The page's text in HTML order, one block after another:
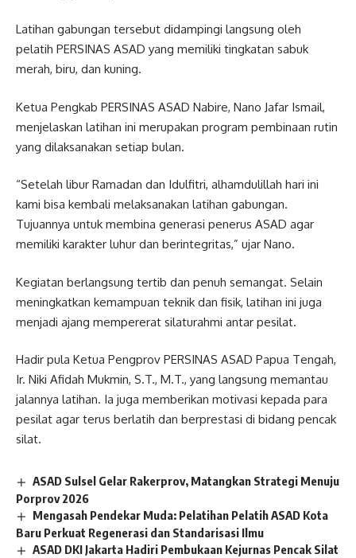
Latihan gabungan tersebut didampingi langsung oleh
pelatih PERSINAS ASAD yang memiliki tingkatan sabuk
merah, biru, dan kuning.
Ketua Pengkab PERSINAS ASAD Nabire, Nano Jafar Ismail,
menjelaskan latihan ini merupakan program pembinaan rutin
yang dilaksanakan setiap bulan.
“Setelah libur Ramadan dan Idulfitri, alhamdulillah hari ini
kami bisa kembali melaksanakan latihan gabungan.
Tujuannya untuk membina generasi penerus ASAD agar
memiliki karakter luhur dan berintegritas,” ujar Nano.
Kegiatan berlangsung tertib dan penuh semangat. Selain
meningkatkan kemampuan teknik dan fisik, latihan ini juga
menjadi ajang mempererat silaturahmi antar pesilat.
Hadir pula Ketua Pengprov PERSINAS ASAD Papua Tengah,
Ir. Niki Afidah Mukmin, S.T., M.T., yang langsung memantau
jalannya latihan. Ia juga memberikan motivasi kepada para
pesilat agar terus berlatih dan berprestasi di bidang pencak
silat.
ASAD Sulsel Gelar Rakerprov, Matangkan Strategi Menuju
Porprov 2026
Mengasah Pendekar Muda: Pelatihan Pelatih ASAD Kota
Baru Perkuat Regenerasi dan Standarisasi Ilmu
ASAD DKI Jakarta Hadiri Pembukaan Kejurnas Pencak Silat